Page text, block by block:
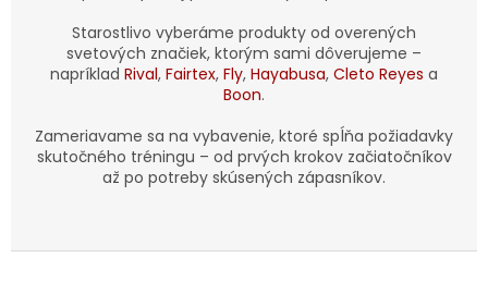
Starostlivo vyberáme produkty od overených
svetových značiek, ktorým sami dôverujeme –
napríklad Rival, Fairtex, Fly, Hayabusa, Cleto Reyes a
Boon.
Zameriavame sa na vybavenie, ktoré spĺňa požiadavky
skutočného tréningu – od prvých krokov začiatočníkov
až po potreby skúsených zápasníkov.